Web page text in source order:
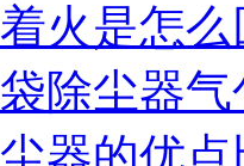
火是怎么
除尘器